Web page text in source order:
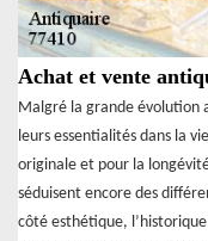
Achat et vente
Malgré la grande évolution
leurs essentialités dans la
originale et pour la
séduisent encore des
côté esthétique,